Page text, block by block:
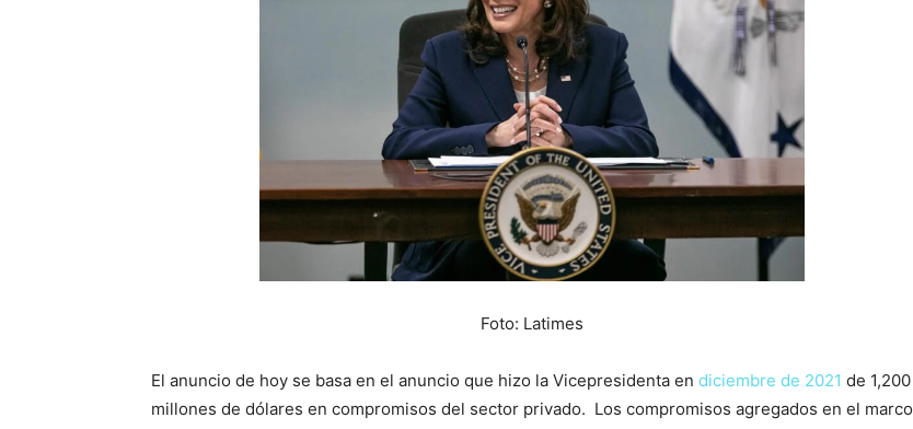
Foto: Latimes
El anuncio de hoy se basa en el anuncio que hizo la Vicepresidenta en diciembre de 2021 de 1,200
millones de dólares en compromisos del sector privado. Los compromisos agregados en el marco